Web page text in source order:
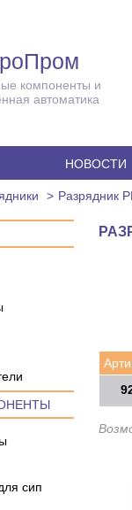
компоненты и
автоматика
НОВОСТИ
Разрядник
сип